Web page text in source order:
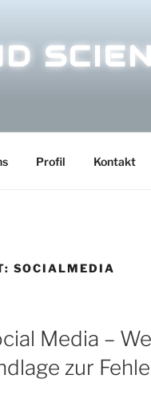
Profil Kontakt
SOCIALMEDIA
Media –
zur